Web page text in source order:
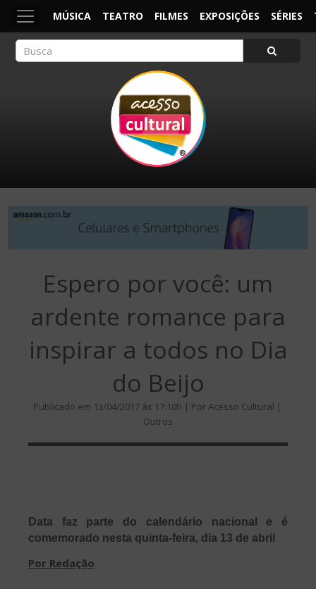
MÚSICA TEATRO FILMES EXPOSIÇÕES SÉRIES
Espero por você: um
ardente romance para
inspirar a todos no Dia
do Beijo
Publicado em 13/04/2017 às 17:10h | Por Acesso Cultural |
Outros
Data faz parte do calendário nacional e é
comemorado nesta quinta-feira, dia 13 de abril
Por Redação